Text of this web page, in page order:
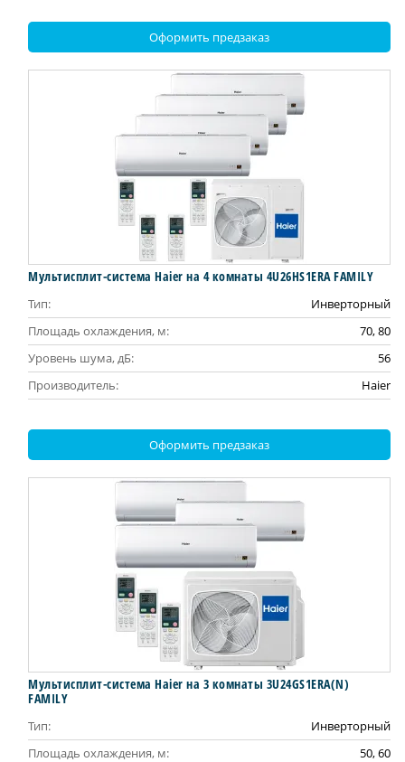
Оформить предзаказ
Мультисплит-система Haier на 4 комнаты 4U26HS1ERA FAMILY
Тип:
Инверторный
Площадь охлаждения, м:
70, 80
Уровень шума, дБ:
56
Производитель:
Haier
Оформить предзаказ
Мультисплит-система Haier на 3 комнаты 3U24GS1ERA(N)
FAMILY
Тип:
Инверторный
Площадь охлаждения, м:
50, 60